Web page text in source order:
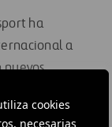
cookies
necesarias
ha
a
nuevos